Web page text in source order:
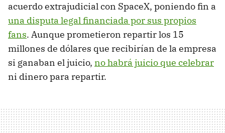
acuerdo extrajudicial con SpaceX, poniendo fin a
una disputa legal financiada por sus propios
fans. Aunque prometieron repartir los 15
millones de dólares que recibirían de la empresa
si ganaban el juicio, no habrá juicio que celebrar
ni dinero para repartir.